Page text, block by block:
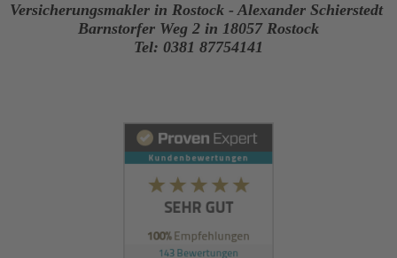
Versicherungsmakler in Rostock - Alexander Schierstedt
Barnstorfer Weg 2 in 18057 Rostock
Tel: 0381 87754141